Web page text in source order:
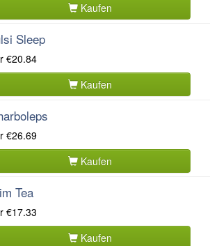
Kaufen
Sleep
€20.84
Kaufen
€26.69
Kaufen
Tea
€17.33
Kaufen